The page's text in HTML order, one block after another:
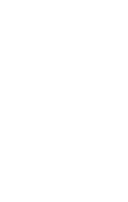
Errejón afirma
de Mouliaá es
juez declarar
realidad de los